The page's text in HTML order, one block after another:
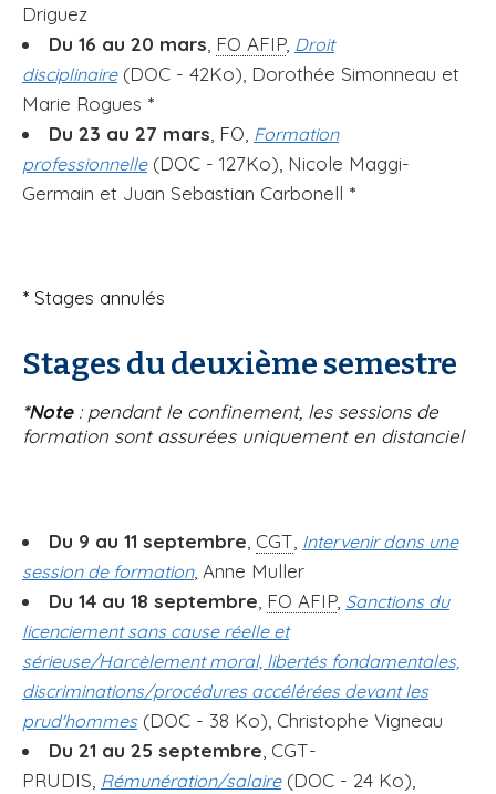
Driguez
Du 16 au 20 mars FO AFIP, Droit
disciplinaire (DOC - 42Ko), Dorothée Simonneau et
Marie Rogues *
Du 23 au 27 mars , FO, Formation
professionnelle (DOC - 127Ko), Nicole Maggi-
Germain et Juan Sebastian Carbonell *
* Stages annulés
Stages du deuxième semestre
*Note: pendant le confinement, les sessions de
formation sont assurées uniquement en distanciel
Du 9 au 11 septembre CGT Intervenir dans une
session de formation, Anne Muller
Du 14 au 18 septembre FO AFIP, Sanctions du
licenciement sans cause réelle et
sérieuse/Harcèlement moral, libertés fondamentales,
discriminations/procédures accélérées devant les
prud'hommes (DOC - 38 Ko), Christophe Vigneau
Du 21 au 25 septembre , CGT-
PRUDIS, Rémunération/salaire (DOC - 24 Ko),